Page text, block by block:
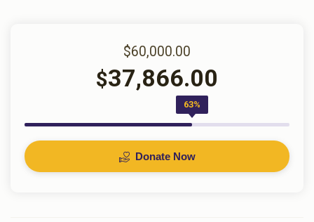
$60,000.00
$37,866.00
63%
Donate Now